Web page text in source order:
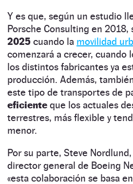
Y es que, según un estudio
Porsche Consulting en 2018,
2025 cuando la movilidad
comenzará a crecer, cuando
los distintos fabricantes ya
producción. Además,
este tipo de transportes de
eficiente que los actuales
terrestres, más flexible y
menor.
Por su parte, Steve
director general de Boeing
«esta colaboración se basa